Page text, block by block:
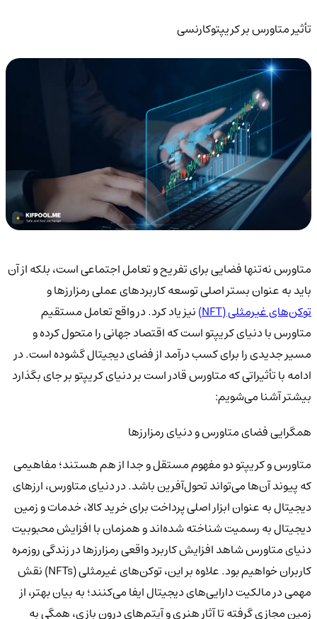
تأثیر متاورس بر کریپتوکارنسی
متاورس نه‌تنها فضایی برای تفریح و تعامل اجتماعی است، بلکه از آن
باید به عنوان بستر اصلی توسعه کاربردهای عملی رمزارزها و
توکن‌های غیرمثلی (NFT)
نیز یاد کرد. در واقع تعامل مستقیم
متاورس با دنیای کریپتو است که اقتصاد جهانی را متحول کرده و
مسیر جدیدی را برای کسب درآمد از فضای دیجیتال گشوده است. در
ادامه با تأثیراتی که متاورس قادر است بر دنیای کریپتو بر جای بگذارد
بیشتر آشنا می‌شویم:
همگرایی فضای متاورس و دنیای رمزارزها
متاورس و کریپتو دو مفهوم مستقل و جدا از هم هستند؛ مفاهیمی
که پیوند آن‌ها می‌تواند تحول‌آفرین باشد. در دنیای متاورس، ارزهای
دیجیتال به عنوان ابزار اصلی پرداخت برای خرید کالا، خدمات و زمین
دیجیتال به رسمیت شناخته شده‌اند و همزمان با افزایش محبوبیت
دنیای متاورس شاهد افزایش کاربرد واقعی رمزارزها در زندگی روزمره
کاربران خواهیم بود. علاوه بر این، توکن‌های غیرمثلی (NFTs) نقش
مهمی در مالکیت دارایی‌های دیجیتال ایفا می‌کنند؛ به بیان بهتر، از
زمین مجازی گرفته تا آثار هنری و آیتم‌های درون بازی، همگی به